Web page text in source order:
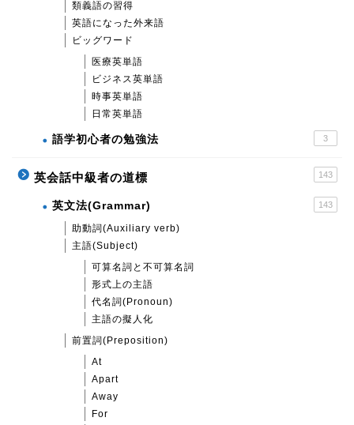
類義語の習得
英語になった外来語
ビッグワード
医療英単語
ビジネス英単語
時事英単語
日常英単語
語学初心者の勉強法 3
英会話中級者の道標 143
英文法(Grammar) 143
助動詞(Auxiliary verb)
主語(Subject)
可算名詞と不可算名詞
形式上の主語
代名詞(Pronoun)
主語の擬人化
前置詞(Preposition)
At
Apart
Away
For